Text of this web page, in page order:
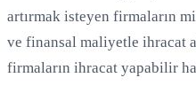
artırmak isteyen firmaların
ve finansal maliyetle ihracat
firmaların ihracat yapabilir